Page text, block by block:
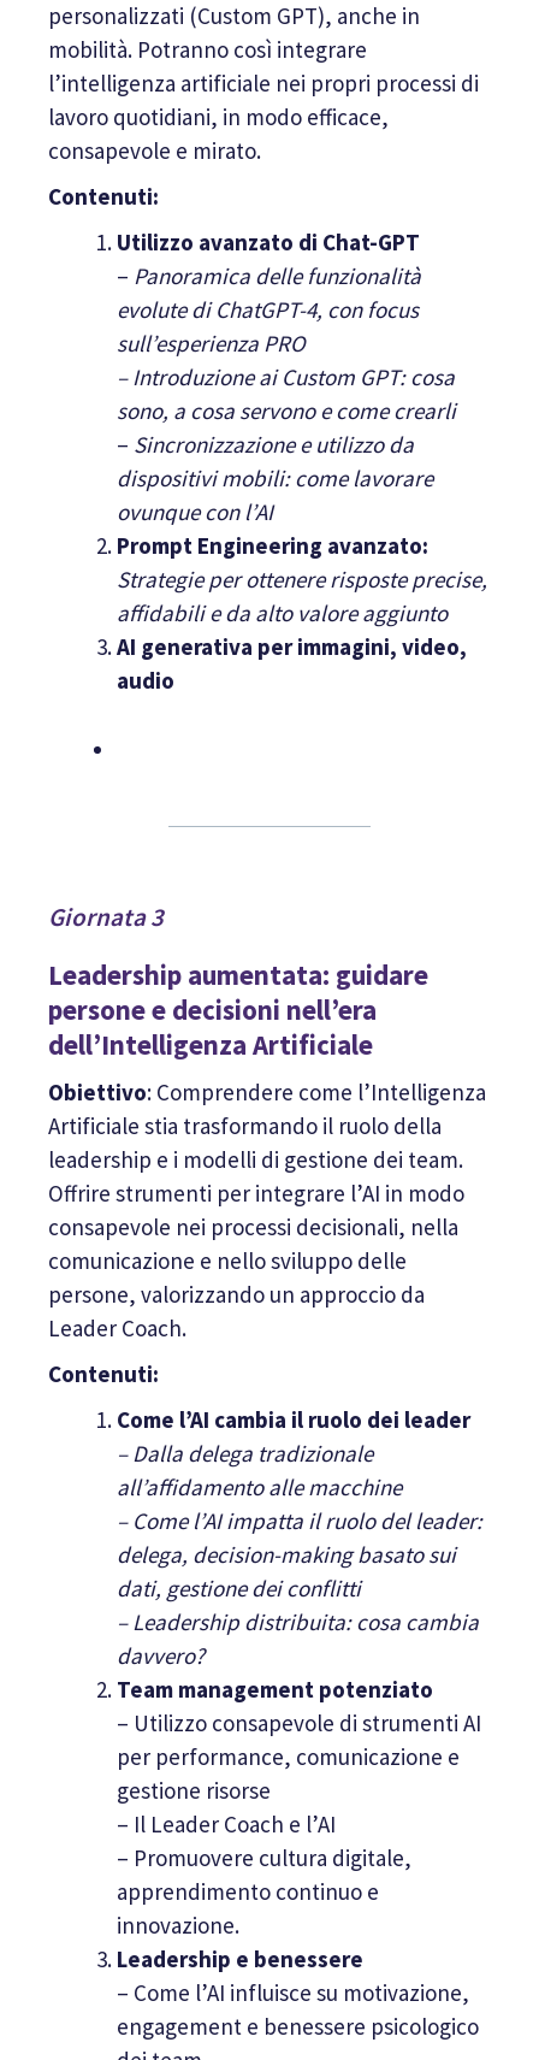
personalizzati (Custom GPT), anche in
mobilità. Potranno così integrare
l’intelligenza artificiale nei propri processi di
lavoro quotidiani, in modo efficace,
consapevole e mirato.
Contenuti:
Utilizzo avanzato di Chat-GPT
– Panoramica delle funzionalità
evolute di ChatGPT-4, con focus
sull’esperienza PRO
– Introduzione ai Custom GPT: cosa
sono, a cosa servono e come crearli
– Sincronizzazione e utilizzo da
dispositivi mobili: come lavorare
ovunque con l’AI
Prompt Engineering avanzato:
Strategie per ottenere risposte precise,
affidabili e da alto valore aggiunto
AI generativa per immagini, video,
audio
Giornata 3
Leadership aumentata: guidare
persone e decisioni nell’era
dell’Intelligenza Artificiale
Obiettivo: Comprendere come l’Intelligenza
Artificiale stia trasformando il ruolo della
leadership e i modelli di gestione dei team.
Offrire strumenti per integrare l’AI in modo
consapevole nei processi decisionali, nella
comunicazione e nello sviluppo delle
persone, valorizzando un approccio da
Leader Coach.
Contenuti:
Come l’AI cambia il ruolo dei leader
– Dalla delega tradizionale
all’affidamento alle macchine
– Come l’AI impatta il ruolo del leader:
delega, decision-making basato sui
dati, gestione dei conflitti
– Leadership distribuita: cosa cambia
davvero?
Team management potenziato
– Utilizzo consapevole di strumenti AI
per performance, comunicazione e
gestione risorse
– Il Leader Coach e l’AI
– Promuovere cultura digitale,
apprendimento continuo e
innovazione.
Leadership e benessere
– Come l’AI influisce su motivazione,
engagement e benessere psicologico